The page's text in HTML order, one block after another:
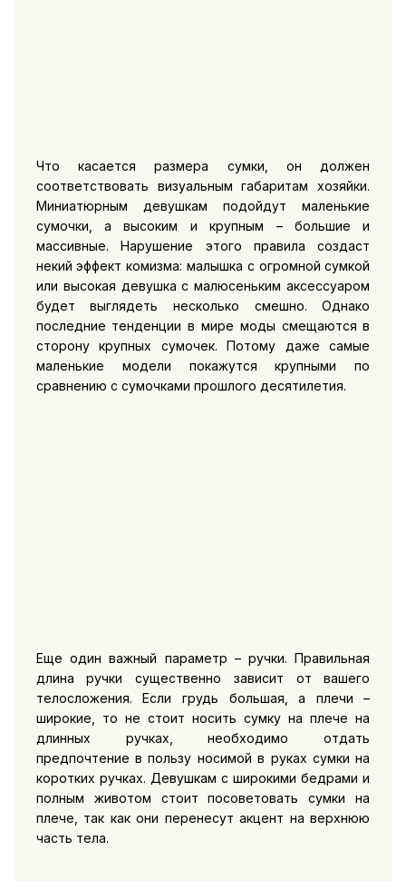
Что касается размера сумки, он должен
соответствовать визуальным габаритам хозяйки.
Миниатюрным девушкам подойдут маленькие
сумочки, а высоким и крупным – большие и
массивные. Нарушение этого правила создаст
некий эффект комизма: малышка с огромной сумкой
или высокая девушка с малюсеньким аксессуаром
будет выглядеть несколько смешно. Однако
последние тенденции в мире моды смещаются в
сторону крупных сумочек. Потому даже самые
маленькие модели покажутся крупными по
сравнению с сумочками прошлого десятилетия.
Еще один важный параметр – ручки. Правильная
длина ручки существенно зависит от вашего
телосложения. Если грудь большая, а плечи –
широкие, то не стоит носить сумку на плече на
длинных ручках, необходимо отдать
предпочтение в пользу носимой в руках сумки на
коротких ручках. Девушкам с широкими бедрами и
полным животом стоит посоветовать сумки на
плече, так как они перенесут акцент на верхнюю
часть тела.